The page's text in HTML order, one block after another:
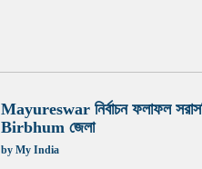
Mayureswar নির্বাচন ফলাফল
Birbhum জেলা
by My India